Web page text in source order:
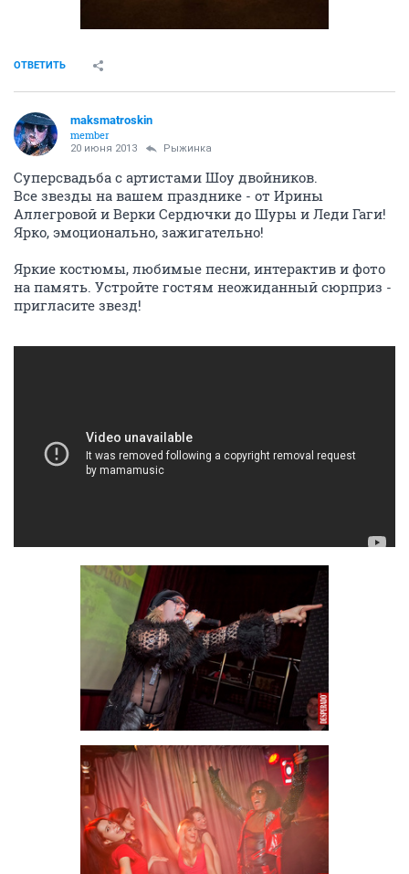
ОТВЕТИТЬ
maksmatroskin
member
20 июня 2013 Рыжинка
Суперсвадьба с артистами Шоу двойников.
Все звезды на вашем празднике - от Ирины
Аллегровой и Верки Сердючки до Шуры и Леди Гаги!
Ярко, эмоционально, зажигательно!
Яркие костюмы, любимые песни, интерактив и фото
на память. Устройте гостям неожиданный сюрприз -
пригласите звезд!